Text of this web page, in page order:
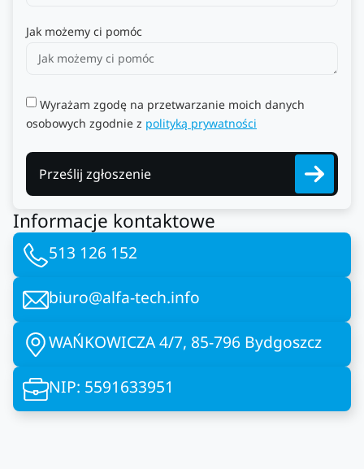
Jak możemy ci pomóc
Wyrażam zgodę na przetwarzanie moich danych
osobowych zgodnie z polityką prywatności
Prześlij zgłoszenie
Informacje kontaktowe
513 126 152
biuro@alfa-tech.info
WAŃKOWICZA 4/7, 85-796 Bydgoszcz
NIP: 5591633951